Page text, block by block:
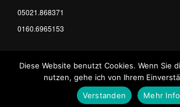
05021.868371
0160.6965153
mediaproduction since 2004
Diese Website benutzt Cookies. Wenn Sie
nutzen, gehe ich von Ihrem
Verstanden
Mehr